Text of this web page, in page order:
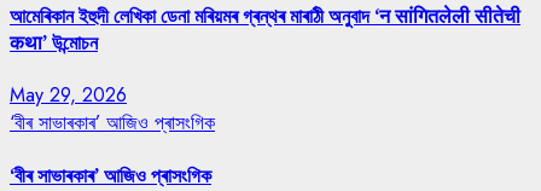
আমেৰিকান ইহুদী লেখিকা ডেনা মৰিয়মৰ গ্ৰন্থৰ মাৰাঠী অনুবাদ ‘न सांगितलेली सीतेची
कथा’ উন্মোচন
May 29, 2026
‘বীৰ সাভাৰকাৰ’ আজিও প্ৰাসংগিক
‘বীৰ সাভাৰকাৰ’ আজিও প্ৰাসংগিক